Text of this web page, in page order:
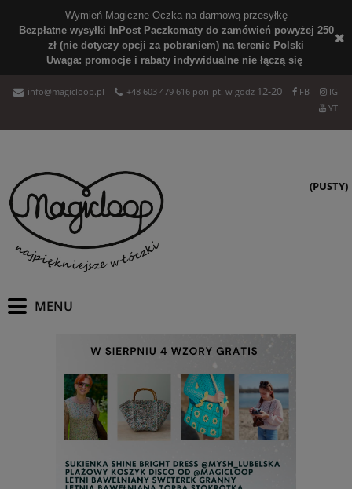
Wymień Magiczne Oczka na darmową przesyłkę
Bezpłatne wysyłki InPost Paczkomaty do zamówień powyżej 250
zł (nie dotyczy opcji za pobraniem) na terenie Polski
Uwaga: promocje i rabaty indywidualne nie łączą się
info@magicloop.pl +48 603 479 616 pon-pt. w godz 12-20 FB
IG
YT
(PUSTY)